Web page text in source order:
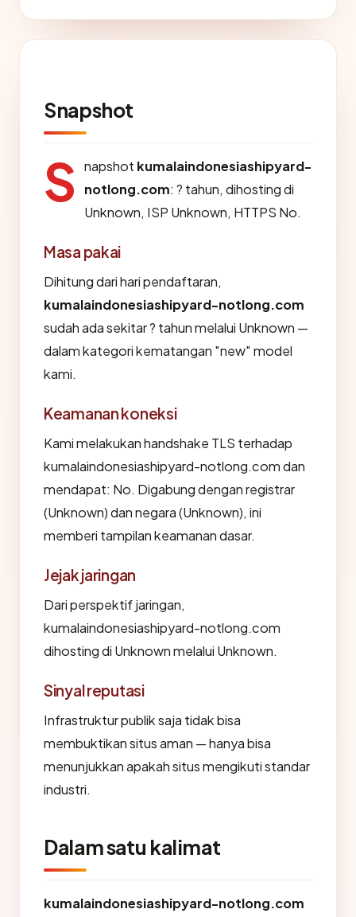
Snapshot
S napshot kumalaindonesiashipyard-
notlong.com: ? tahun, dihosting di
Unknown, ISP Unknown, HTTPS No.
Masa pakai
Dihitung dari hari pendaftaran,
kumalaindonesiashipyard-notlong.com
sudah ada sekitar ? tahun melalui Unknown —
dalam kategori kematangan "new" model
kami.
Keamanan koneksi
Kami melakukan handshake TLS terhadap
kumalaindonesiashipyard-notlong.com dan
mendapat: No. Digabung dengan registrar
(Unknown) dan negara (Unknown), ini
memberi tampilan keamanan dasar.
Jejak jaringan
Dari perspektif jaringan,
kumalaindonesiashipyard-notlong.com
dihosting di Unknown melalui Unknown.
Sinyal reputasi
Infrastruktur publik saja tidak bisa
membuktikan situs aman — hanya bisa
menunjukkan apakah situs mengikuti standar
industri.
Dalam satu kalimat
kumalaindonesiashipyard-notlong.com